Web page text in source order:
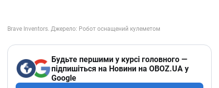
Будьте першими у курсі головного —
підпишіться на Новини на OBOZ.UA у
Google